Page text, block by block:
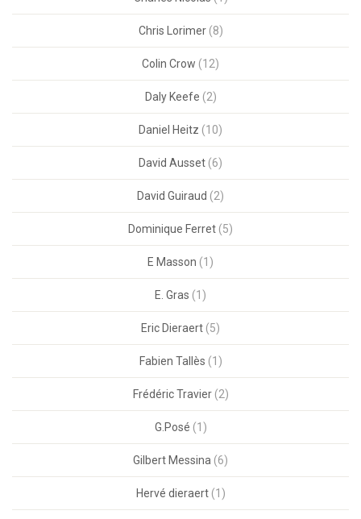
Chris Lorimer(8)
Colin Crow (12)
Daly Keefe (2)
Daniel Heitz (10)
David Ausset (6)
David Guiraud (2)
Dominique Ferret (5)
E Masson (1)
E. Gras (1)
Eric Dieraert (5)
Fabien Tallès (1)
Frédéric Travier(2)
G.Posé (1)
Gilbert Messina (6)
Hervé dieraert(1)